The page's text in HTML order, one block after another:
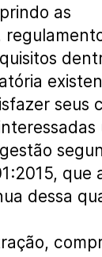
as
seus
que
dessa